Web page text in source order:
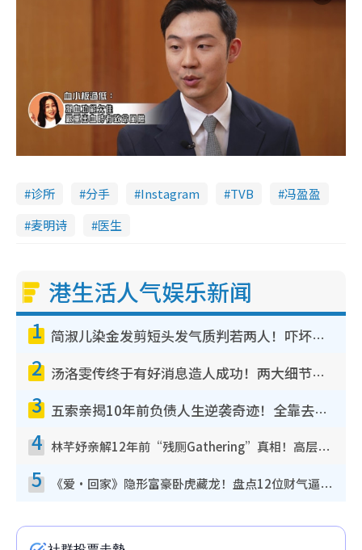
诊所 分手 Instagram TVB
冯盈盈
麦明诗
医生
港生活人气娱乐新闻
1 简淑儿染金发剪短头发气质判若两人！吓坏老公麦大力都认不出：“你做什么？”
2 汤洛雯传终于有好消息造人成功！两大细节曝孕味极浓引猜测：大肚婆先会咁！
3 五索亲揭10年前负债人生逆袭奇迹！全靠去一地方转运后即遇上马先生
4 林芊妤亲解12年前“残厕Gathering”真相！高层解约一句话重创尊严，至今拒返TVB
5 《爱·回家》隐形富豪卧虎藏龙！盘点12位财气逼人的有钱艺人：这位美女3亿身家不愁做